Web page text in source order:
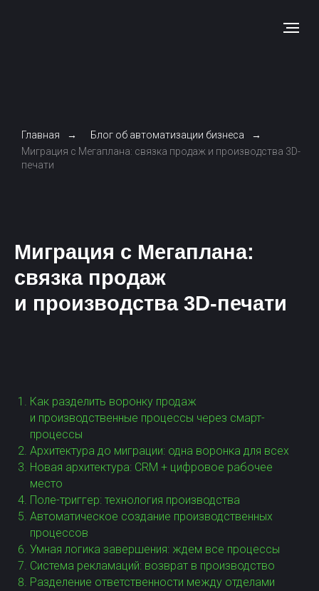
Главная → Блог об автоматизации бизнеса
→
Миграция с Мегаплана: связка продаж и производства 3D-
печати
Оптимизация планирования
Хочу также
Как разделить воронку продаж
и производственные процессы через смарт-
процессы
Архитектура до миграции: одна воронка для всех
Новая архитектура: CRM + цифровое рабочее
место
Поле-триггер: технология производства
Автоматическое создание производственных
процессов
Умная логика завершения: ждем все процессы
Система рекламаций: возврат в производство
Разделение ответственности между отделами